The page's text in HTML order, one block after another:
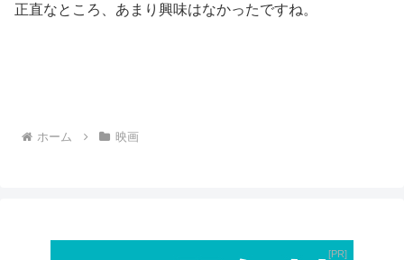
正直なところ、あまり興味はなかったですね。
ホーム 映画
PR